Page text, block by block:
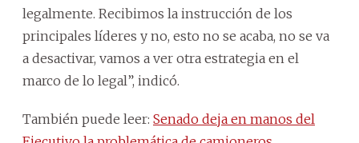
legalmente. Recibimos la instrucción de los
principales líderes y no, esto no se acaba, no se va
a desactivar, vamos a ver otra estrategia en el
marco de lo legal”, indicó.
También puede leer: Senado deja en manos del